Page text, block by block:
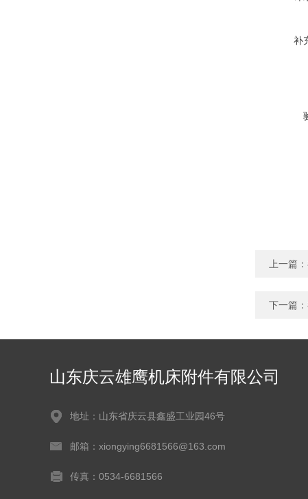
补
上一篇：
下一篇：
山东庆云雄鹰机床附件有限公司
地址：山东省庆云县鑫盛工业园46号
邮箱：xiongying6681566@163.com
传真：0534-6681566